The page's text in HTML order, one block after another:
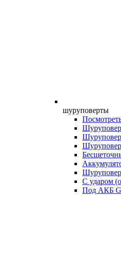
шуруповерты
С ударом
Под АКБ